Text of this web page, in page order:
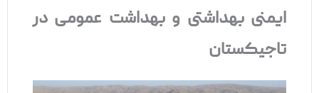
ایمنی بهداشتی و بهداشت عمومی در
تاجیکستان